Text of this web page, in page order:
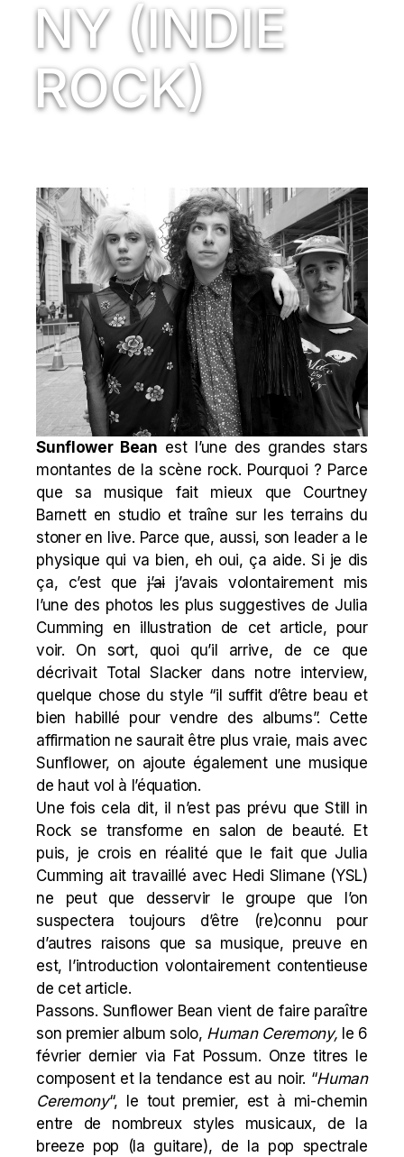
NY (INDIE
ROCK)
Sunflower Bean est l’une des grandes stars
montantes de la scène rock. Pourquoi ? Parce
que sa musique fait mieux que Courtney
Barnetten studio et traîne sur les terrains du
stoner en live. Parce que, aussi, son leader a le
physique qui va bien, eh oui, ça aide. Si je dis
ça, c’est quej’ai j’avais volontairement mis
l’une des photos les plus suggestives de Julia
Cumming en illustration de cet article, pour
voir. On sort, quoi qu’il arrive, de ce que
décrivait Total Slacker dans notre interview,
quelque chose du style “il suffit d’être beau et
bien habillé pour vendre des albums”. Cette
affirmation ne saurait être plus vraie, mais avec
Sunflower, on ajoute également une musique
de haut vol à l’équation.
Une fois cela dit, il n’est pas prévu que Still in
Rock se transforme en salon de beauté. Et
puis, je crois en réalité que le fait que Julia
Cumming ait travaillé avec Hedi Slimane (YSL)
ne peut que desservir le groupe que l’on
suspectera toujours d’être (re)connu pour
d’autres raisons que sa musique, preuve en
est, l’introduction volontairement contentieuse
de cet article.
Passons. Sunflower Bean vient de faire paraître
son premier album solo, Human Ceremony, le 6
février dernier via Fat Possum. Onze titres le
composent et la tendance est au noir. “Human
Ceremony“, le tout premier, est à mi-chemin
entre de nombreux styles musicaux, de la
breeze pop (la guitare), de la pop spectrale